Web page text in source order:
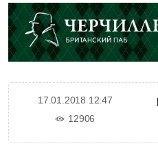
17.01.2018 12:47
12906